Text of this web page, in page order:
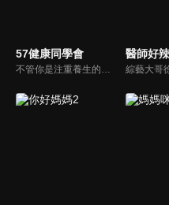
57健康同學會
不管你是注重養生的四、五年級，還是邁入熟男熟女的六年級生，或是充滿活力的七年級生，主播隋安德、許晶晶和醫藥記者及健康專家，要告訴大家自己的身體密碼，讓你健康滿分！
醫師好辣